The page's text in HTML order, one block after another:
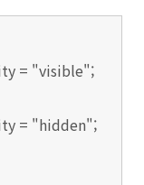
= "visible";
= "hidden";